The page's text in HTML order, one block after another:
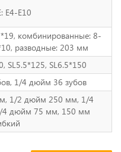
E4-E10
комбинированные: 8-
разводные: 203 мм
SL5.5*125, SL6.5*150
1/4 дюйм 36 зубов
1/2 дюйм 250 мм, 1/4
дюйм 75 мм, 150 мм